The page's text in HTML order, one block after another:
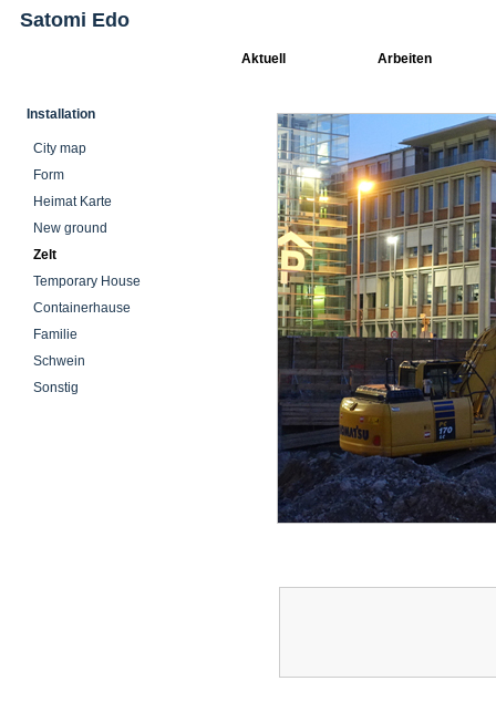
Satomi Edo
Aktuell Arbeiten
Installation
City map
Form
Heimat Karte
New ground
Zelt
Temporary House
Containerhause
Familie
Schwein
Sonstig